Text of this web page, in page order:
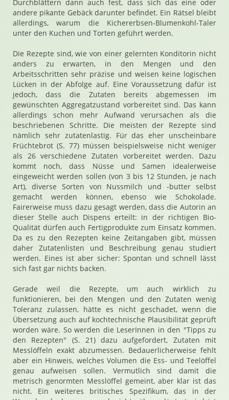
Durchblättern dann auch fest, dass sich das eine oder
andere pikante Gebäck darunter befindet. Ein Rätsel bleibt
allerdings, warum die Kichererbsen-Blumenkohl-Taler
unter den Kuchen und Torten geführt werden.
Die Rezepte sind, wie von einer gelernten Konditorin nicht
anders zu erwarten, in den Mengen und den
Arbeitsschritten sehr präzise und weisen keine logischen
Lücken in der Abfolge auf. Eine Voraussetzung dafür ist
jedoch, dass die Zutaten bereits abgemessen im
gewünschten Aggregatzustand vorbereitet sind. Das kann
allerdings schon mehr Aufwand verursachen als die
beschriebenen Schritte. Die meisten der Rezepte sind
nämlich sehr zutatenlastig. Für das eher unscheinbare
Früchtebrot (S. 77) müssen beispielsweise nicht weniger
als 26 verschiedene Zutaten vorbereitet werden. Dazu
kommt noch, dass Nüsse und Samen idealerweise
eingeweicht werden sollen (von 3 bis 12 Stunden, je nach
Art), diverse Sorten von Nussmilch und -butter selbst
gemacht werden können, ebenso wie Schokolade.
Fairerweise muss dazu gesagt werden, dass die Autorin an
dieser Stelle auch Dispens erteilt: in der richtigen Bio-
Qualität dürfen auch Fertigprodukte zum Einsatz kommen.
Da es zu den Rezepten keine Zeitangaben gibt, müssen
daher Zutatenlisten und Beschreibung genau studiert
werden. Eines ist aber sicher: Spontan und schnell lässt
sich fast gar nichts backen.
Gerade weil die Rezepte, um auch wirklich zu
funktionieren, bei den Mengen und den Zutaten wenig
Toleranz zulassen, hätte es nicht geschadet, wenn die
Übersetzung auch auf kochtechnische Plausibilität geprüft
worden wäre. So werden die LeserInnen in den "Tipps zu
den Rezepten" (S. 21) dazu aufgefordert, Zutaten mit
Messlöffeln exakt abzumessen. Bedauerlicherweise fehlt
aber ein Hinweis, welches Volumen die Ess- und Teelöffel
genau aufweisen sollen. Vermutlich sind damit die
metrisch genormten Messlöffel gemeint, aber klar ist das
nicht. Ein weiteres britisches Spezifikum, das in der